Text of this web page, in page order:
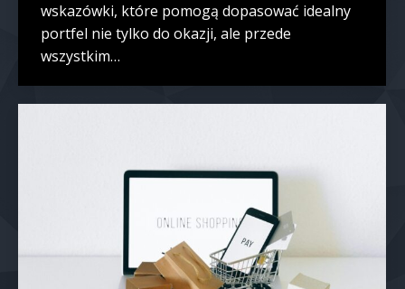
wskazówki, które pomogą dopasować idealny
portfel nie tylko do okazji, ale przede
wszystkim…